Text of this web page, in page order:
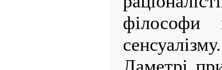
філософи